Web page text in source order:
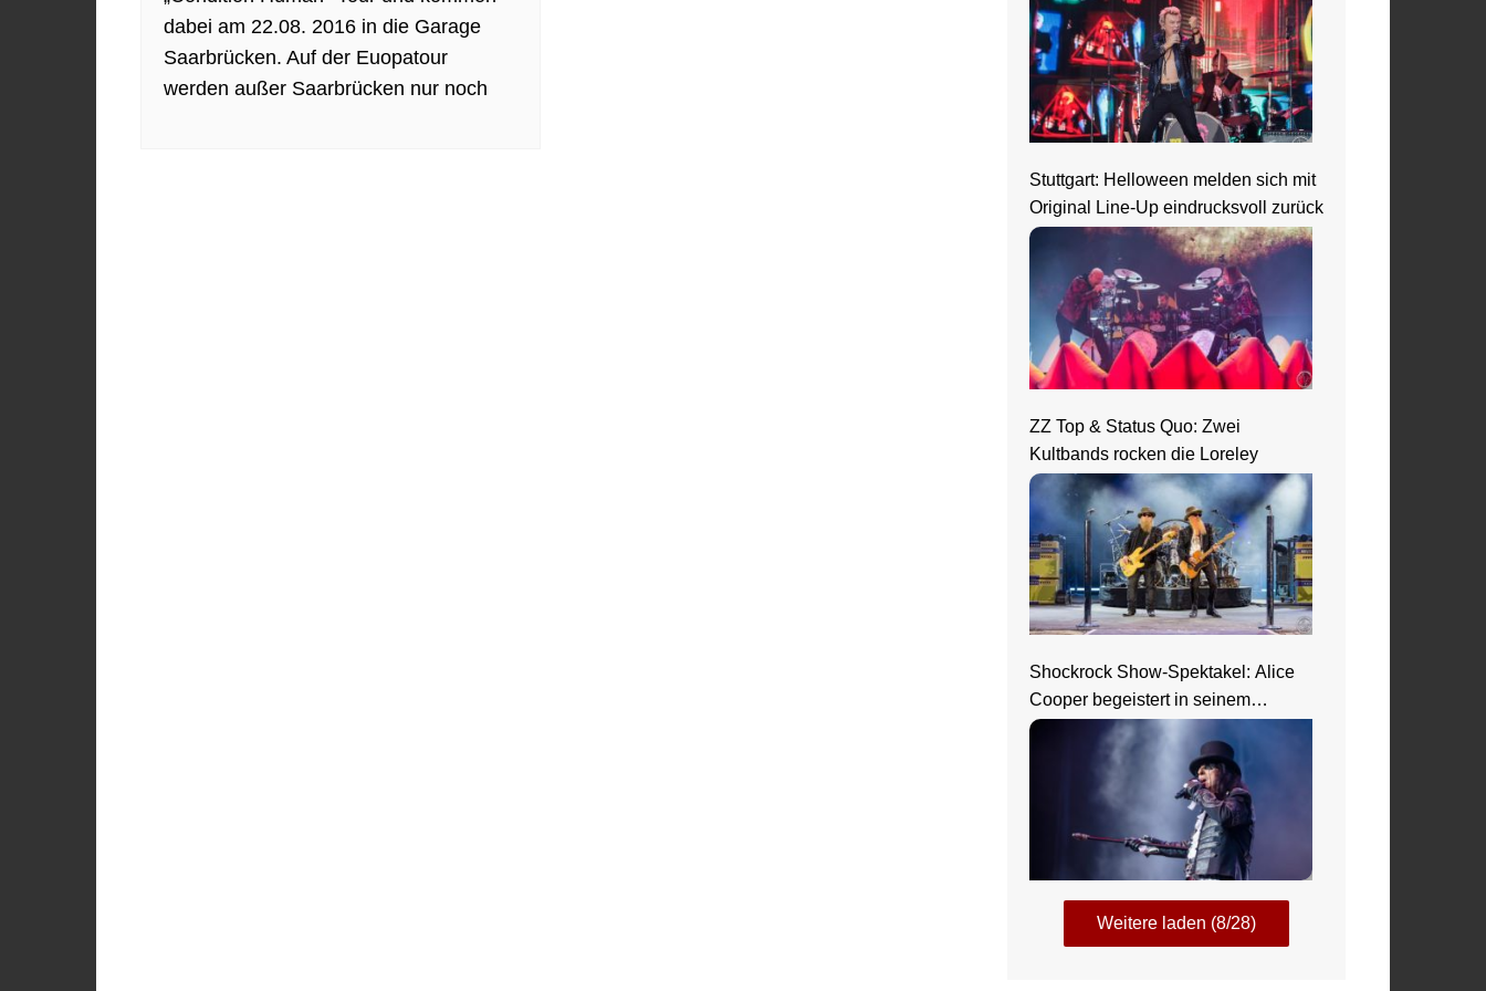
dabei am 22.08. 2016 in die Garage
Saarbrücken. Auf der Euopatour
werden außer Saarbrücken nur noch
Stuttgart: Helloween melden sich mit
Original Line-Up eindrucksvoll zurück
ZZ Top & Status Quo: Zwei
Kultbands rocken die Loreley
Shockrock Show-Spektakel: Alice
Cooper begeistert in seinem
Nightmare Castle
Weitere laden (8/28)